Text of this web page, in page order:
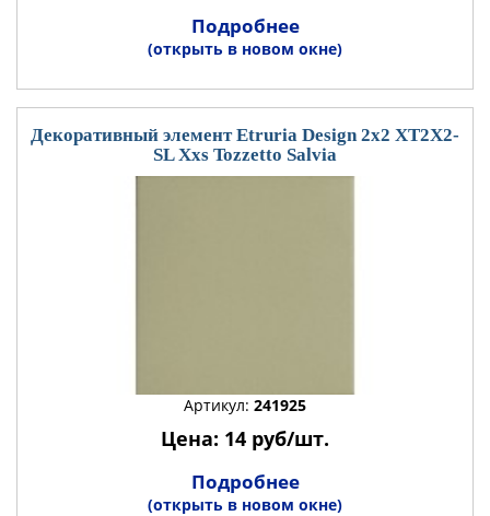
Подробнее
(открыть в новом окне)
Декоративный элемент Etruria Design 2x2 XT2X2-
SL Xxs Tozzetto Salvia
Артикул: 241925
Цена: 14 руб/шт.
Подробнее
(открыть в новом окне)